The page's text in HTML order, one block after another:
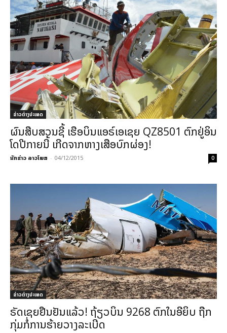
ຂ່າວຕ່າງປະເທດ
ຜົນສືບສວນຊີ້ ເຮືອບິນແອຣ໌ເອເຊຍ QZ8501 ຕົກຢູ່ອິນ
ໂດປີກາຍນີ້ ເກີດຈາກຫາງເສືອບົກຜ່ອງ!
ນັກຂ່າວ ລາວໂພສ - 04/12/2015 0
ຂ່າວຕ່າງປະເທດ
ຣັດເຊຍຢືນຢັນແລ້ວ! ຖ້ຽວບິນ 9268 ຕົກໃນອີຍິບ ຖືກ
ກຸ່ມກໍ່ການຮ້າຍວາງລະເບີດ